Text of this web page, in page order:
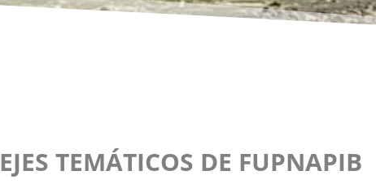
EJES TEMÁTICOS DE FUPNAPIB